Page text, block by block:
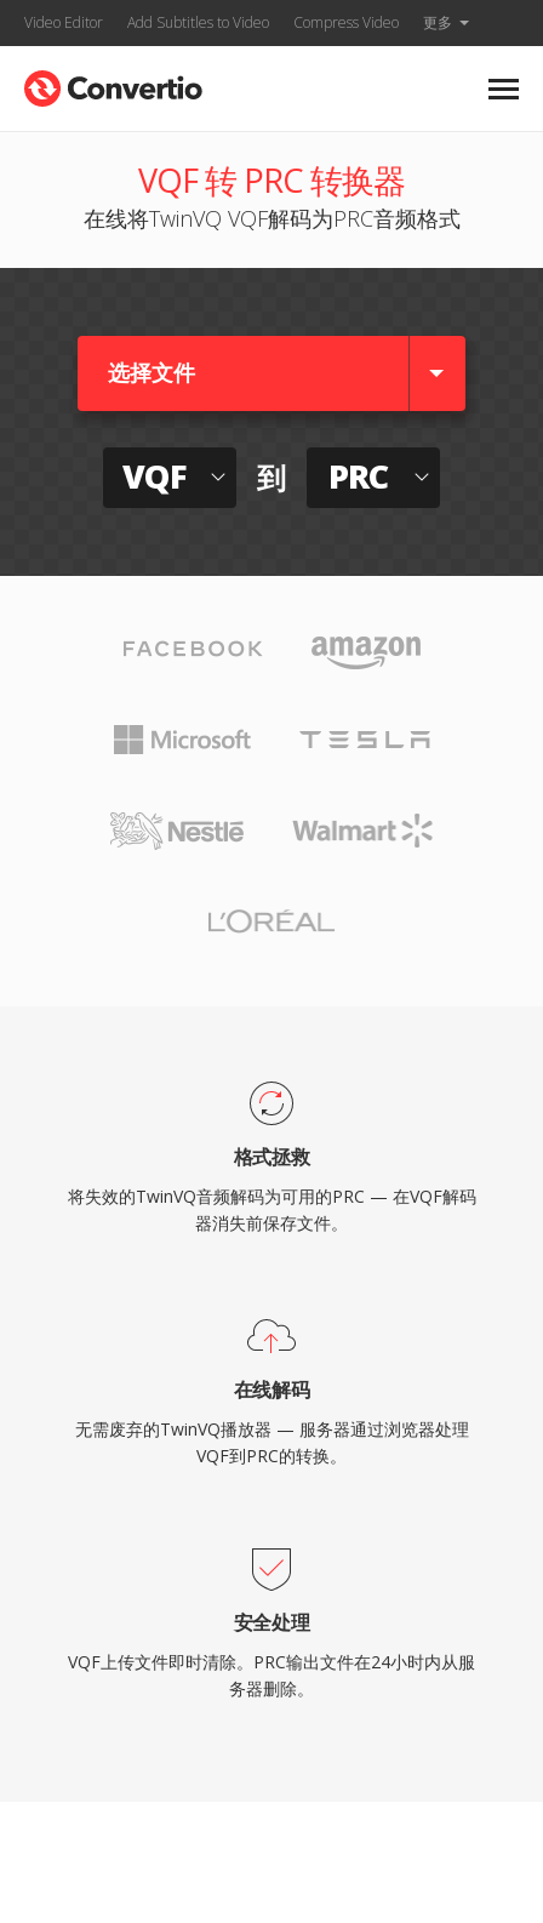
Video Editor Add Subtitles to Video Compress Video 更多
VQF 转 PRC 转换器
在线将TwinVQ VQF解码为PRC音频格式
选择文件
VQF 到 PRC
格式拯救
将失效的TwinVQ音频解码为可用的PRC — 在VQF解码
器消失前保存文件。
在线解码
无需废弃的TwinVQ播放器 — 服务器通过浏览器处理
VQF到PRC的转换。
安全处理
VQF上传文件即时清除。PRC输出文件在24小时内从服
务器删除。